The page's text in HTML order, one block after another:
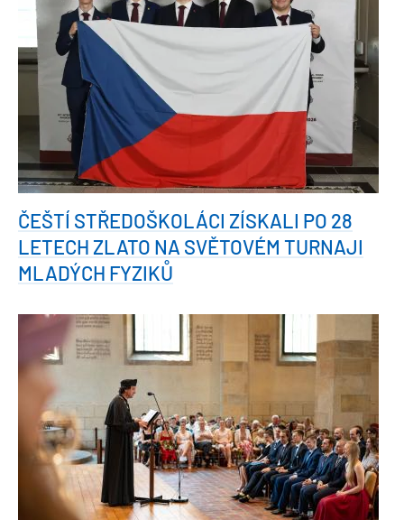
ČEŠTÍ STŘEDOŠKOLÁCI ZÍSKALI PO 28
LETECH ZLATO NA SVĚTOVÉM TURNAJI
MLADÝCH FYZIKŮ